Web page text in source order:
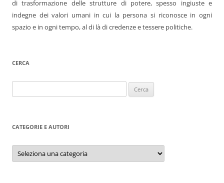
di trasformazione delle strutture di potere, spesso ingiuste e
indegne dei valori umani in cui la persona si riconosce in ogni
spazio e in ogni tempo, al di là di credenze e tessere politiche.
CERCA
per:
CATEGORIE E AUTORI
Categorie
autori